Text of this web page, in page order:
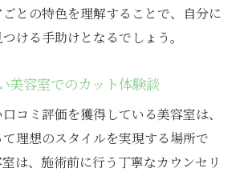
北区で見つけるメンズ特化型美容
化型サロンの特長と魅力
ストが提案する日常を彩るヘアス
容室で手に入る理想の日常スタイ
との特色を理解することで、自分に
ける手助けとなるでしょう。
美容室でのカット体験談
コミ評価を獲得している美容室は、
理想のスタイルを実現する場所で
は、施術前に行う丁寧なカウンセリ